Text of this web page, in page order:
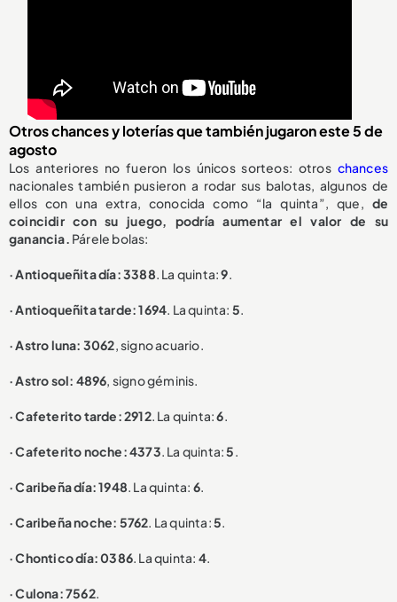
Otros chances y loterías que también jugaron este 5 de
agosto
Los anteriores no fueron los únicos sorteos: otros chances
nacionales también pusieron a rodar sus balotas, algunos de
ellos con una extra, conocida como “la quinta”, que, de
coincidir con su juego, podría aumentar el valor de su
ganancia. Párele bolas:
· Antioqueñita día: 3388. La quinta:9.
· Antioqueñita tarde: 1694. La quinta: 5.
· Astro luna: 3062, signo acuario.
· Astro sol: 4896, signo géminis.
· Cafeterito tarde: 2912. La quinta:6.
· Cafeterito noche: 4373. La quinta:5.
· Caribeña día: 1948. La quinta: 6.
· Caribeña noche: 5762. La quinta:5.
· Chontico día: 0386. La quinta: 4.
· Culona: 7562.